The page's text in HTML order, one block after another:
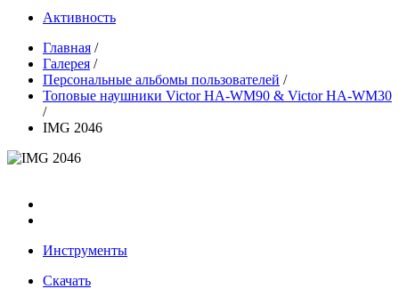
Активность
Главная /
Галерея /
Персональные альбомы пользователей /
Топовые наушники Victor HA-WM90 & Victor HA-WM30
/
IMG 2046
Инструменты
Скачать